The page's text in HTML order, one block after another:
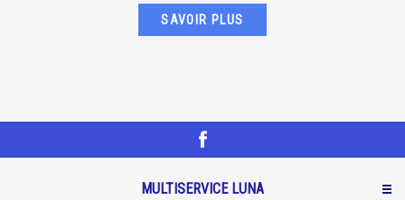
SAVOIR PLUS
MULTISERVICE LUNA